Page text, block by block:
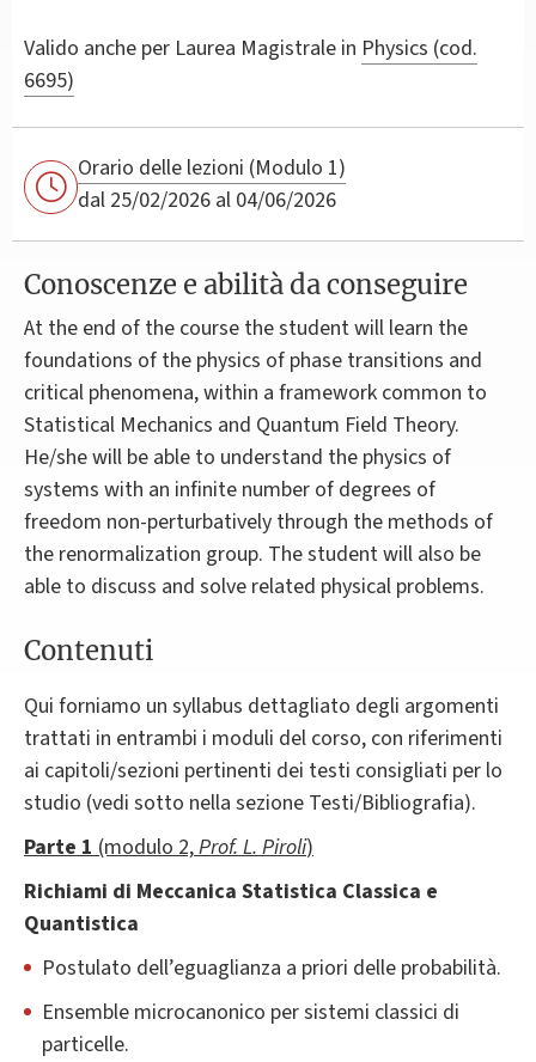
Valido anche per Laurea Magistrale in Physics (cod.
6695)
Orario delle lezioni (Modulo 1)
dal 25/02/2026 al 04/06/2026
Conoscenze e abilità da conseguire
At the end of the course the student will learn the
foundations of the physics of phase transitions and
critical phenomena, within a framework common to
Statistical Mechanics and Quantum Field Theory.
He/she will be able to understand the physics of
systems with an infinite number of degrees of
freedom non-perturbatively through the methods of
the renormalization group. The student will also be
able to discuss and solve related physical problems.
Contenuti
Qui forniamo un syllabus dettagliato degli argomenti
trattati in entrambi i moduli del corso, con riferimenti
ai capitoli/sezioni pertinenti dei testi consigliati per lo
studio (vedi sotto nella sezione Testi/Bibliografia).
Parte 1(modulo 2,Prof. L. Piroli)
Richiami di Meccanica Statistica Classica e
Quantistica
Postulato dell’eguaglianza a priori delle probabilità.
Ensemble microcanonico per sistemi classici di
particelle.